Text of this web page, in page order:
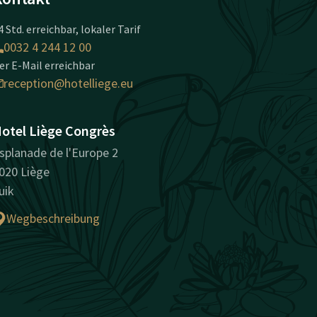
Std. erreichbar, lokaler Tarif
0032 4 244 12 00
E-Mail erreichbar
reception@hotelliege.eu
Liège Congrès
de l'Europe 2
Liège
Wegbeschreibung